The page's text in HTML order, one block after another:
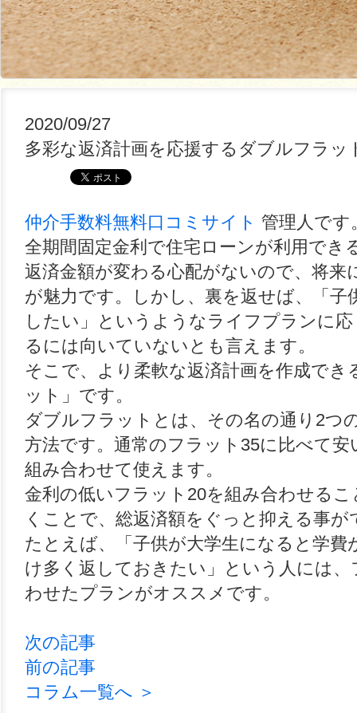
2020/09/27
多彩な返済計画を応援するダブルフラッ
仲介手数料無料口コミサイト 管理人です
全期間固定金利で住宅ローンが利用でき
返済金額が変わる心配がないので、将
が魅力です。しかし、裏を返せば、「
したい」というようなライフプランに
るには向いていないとも言えます。
そこで、より柔軟な返済計画を作成で
ット」です。
ダブルフラットとは、その名の通り2つ
方法です。通常のフラット35に比べて
組み合わせて使えます。
金利の低いフラット20を組み合わせる
くことで、総返済額をぐっと抑える事が
たとえば、「子供が大学生になると学
け多く返しておきたい」という人には
わせたプランがオススメです。
次の記事
前の記事
コラム一覧へ ＞